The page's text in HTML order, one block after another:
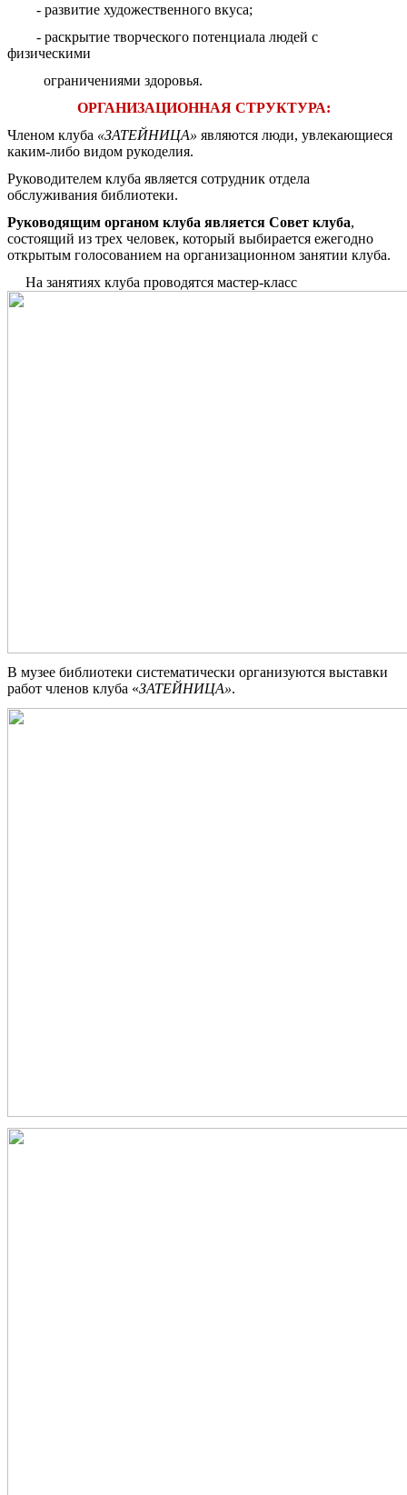
- развитие художественного вкуса;
- раскрытие творческого потенциала людей с
физическими
ограничениями здоровья.
ОРГАНИЗАЦИОННАЯ СТРУКТУРА:
Членом клуба «ЗАТЕЙНИЦА» являются люди, увлекающиеся
каким-либо видом рукоделия.
Руководителем клуба является сотрудник отдела
обслуживания библиотеки.
Руководящим органом клуба является Совет клуба,
состоящий из трех человек, который выбирается ежегодно
открытым голосованием на организационном занятии клуба.
На занятиях клуба проводятся мастер-класс
В музее библиотеки систематически организуются выставки
работ членов клуба «ЗАТЕЙНИЦА».